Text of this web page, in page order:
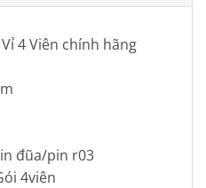
4 Viên chính hãng
đũa/pin r03
4viên